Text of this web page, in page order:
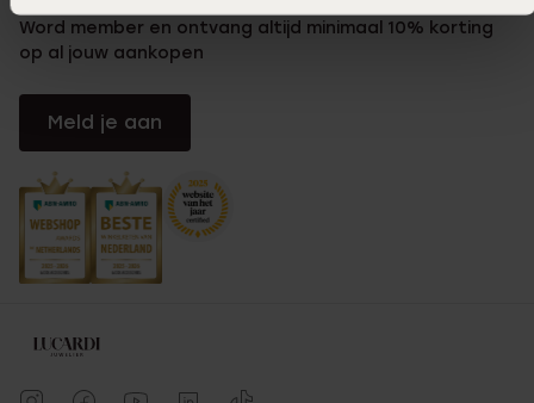
Word member en ontvang altijd minimaal 10% korting
op al jouw aankopen
Meld je aan